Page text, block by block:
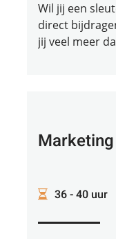
Wil jij een
direct
jij veel meer
36 - 40 uur